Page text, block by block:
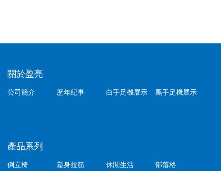
關於盈亮
公司簡介 歷年紀事 白手足機展示 黑手足機展示
產品系列
倒立椅 塑身拉筋 休閒生活 部落格